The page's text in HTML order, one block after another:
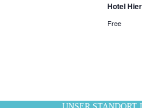
Hotel
Free